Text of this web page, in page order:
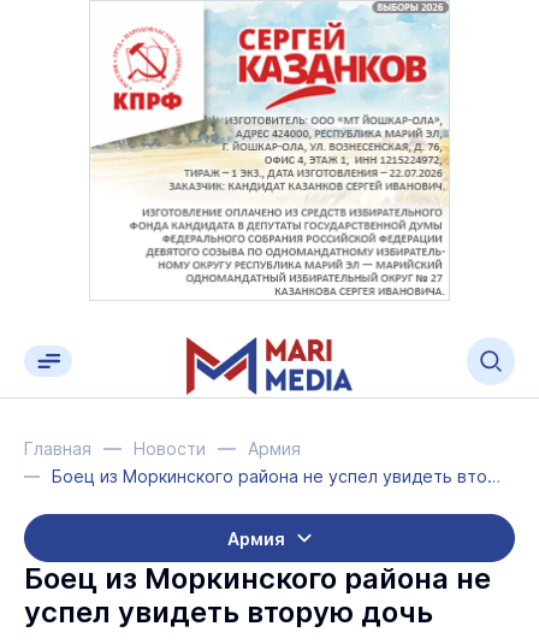
Главная Новости
Армия
Боец из Моркинского района не успел увидеть вторую дочь
Армия
Боец из Моркинского района не
успел увидеть вторую дочь